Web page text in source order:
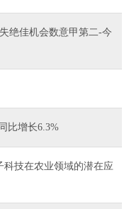
绝佳机会数意甲第二-今
比增长6.3%
科技在农业领域的潜在应